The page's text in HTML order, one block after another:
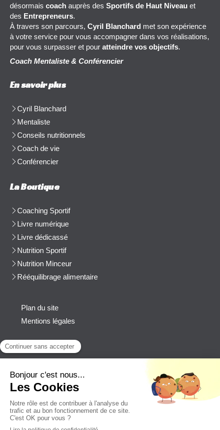
désormais coach auprès des Sportifs de Haut Niveau et
des Entrepreneurs.
À travers son parcours, Cyril Blanchard met son expérience
à votre service pour vous accompagner dans vos réalisations,
pour vous surpasser et pour atteindre vos objectifs.
Coach Mentaliste & Conférencier
En savoir plus
Cyril Blanchard
Mentaliste
Conseils nutritionnels
Coach de vie
Conférencier
La Boutique
Coaching Sportif
Livre numérique
Livre dédicassé
Nutrition Sportif
Nutrition Minceur
Rééquilibrage alimentaire
Plan du site
Mentions légales
Contact
cblanchard@beep-consulting.com
Contacter Cyril